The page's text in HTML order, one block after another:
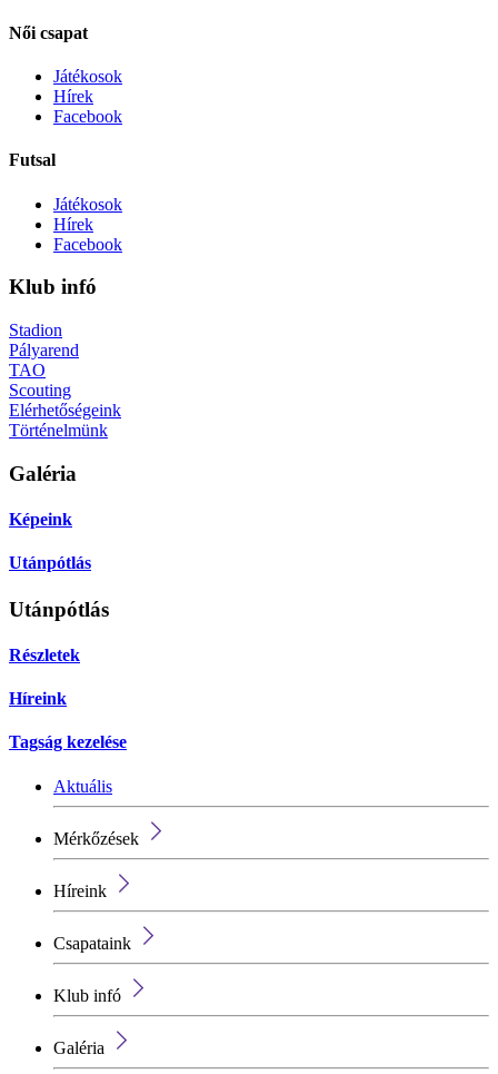
Női csapat
Játékosok
Hírek
Facebook
Futsal
Játékosok
Hírek
Facebook
Klub infó
Stadion
Pályarend
TAO
Scouting
Elérhetőségeink
Történelmünk
Galéria
Képeink
Utánpótlás
Utánpótlás
Részletek
Híreink
Tagság kezelése
Aktuális
Mérkőzések
Híreink
Csapataink
Klub infó
Galéria